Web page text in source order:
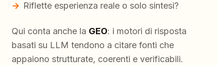
Riflette esperienza reale o solo sintesi?
Qui conta anche la GEO: i motori di risposta
basati su LLM tendono a citare fonti che
appaiono strutturate, coerenti e verificabili.